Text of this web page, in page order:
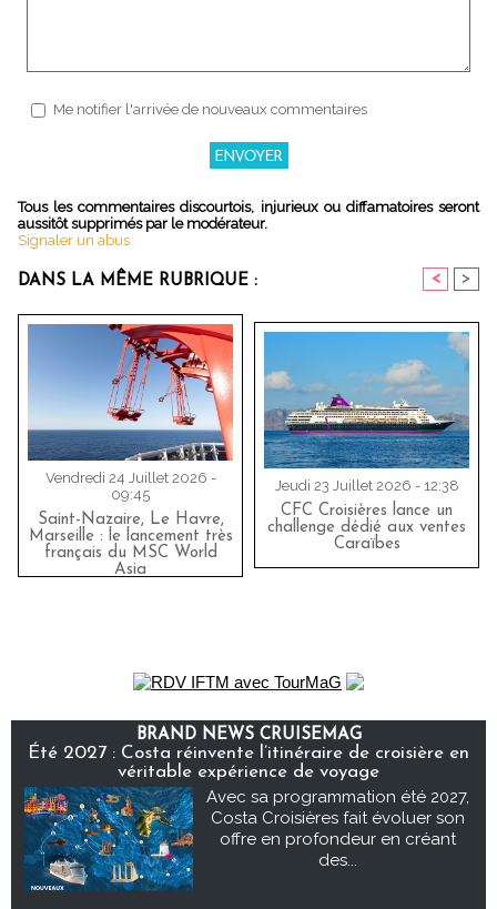
Me notifier l'arrivée de nouveaux commentaires
Tous les commentaires discourtois, injurieux ou diffamatoires seront
aussitôt supprimés par le modérateur.
Signaler un abus
DANS LA MÊME RUBRIQUE : < >
Vendredi 24 Juillet 2026 -
09:45
Saint-Nazaire, Le Havre,
Marseille : le lancement très
français du MSC World
Asia
Jeudi 23 Juillet 2026 - 12:38
CFC Croisières lance un
challenge dédié aux ventes
Caraïbes
BRAND NEWS CRUISEMAG
Été 2027 : Costa réinvente l’itinéraire de croisière en
véritable expérience de voyage
Avec sa programmation été 2027,
Costa Croisières fait évoluer son
offre en profondeur en créant
des...